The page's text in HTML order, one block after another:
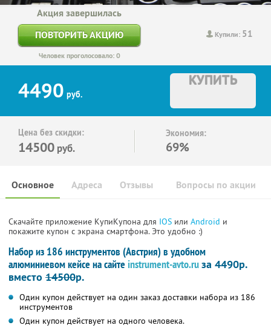
Купили: 51
Акция завершилась
ПОВТОРИТЬ АКЦИЮ
Человек проголосовало: 0
4490 руб.
КУПИТЬ
Цена без скидки:
14500 руб.
Экономия:
69%
Основное Отзывы Вопросы по акции
Адреса
Скачайте приложение КупиКупона для IOS или Android и
покажите купон с экрана смартфона. Это удобно :)
Набор из 186 инструментов (Австрия) в удобном
алюминиевом кейсе на сайте instrument-avto.ruза 4490р.
вместо 14500р.
Один купон действует на один заказ доставки набора из 186
инструментов
Один купон действует на одного человека.